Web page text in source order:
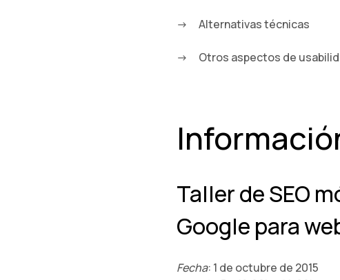
Alternativas técnicas
Otros aspectos de
Taller de SEO
Google para
Fecha: 1 de octubre de 2015